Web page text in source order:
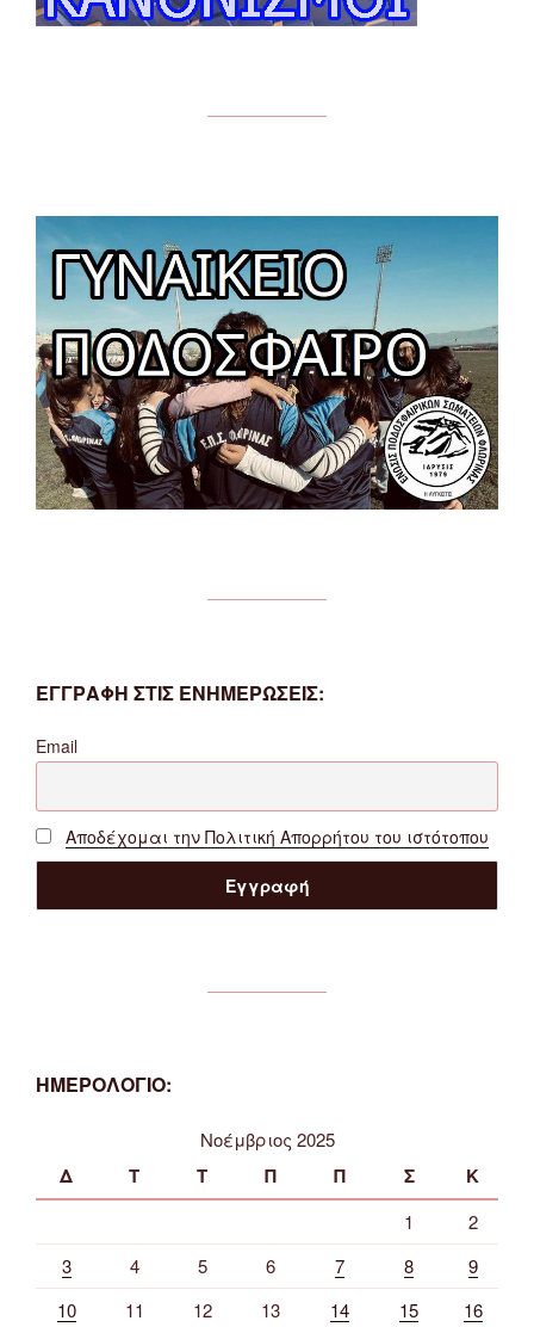
ΕΓΓΡΑΦΗ ΣΤΙΣ ΕΝΗΜΕΡΩΣΕΙΣ:
Email
Αποδέχομαι την Πολιτική Απορρήτου του ιστότοπου
ΗΜΕΡΟΛΟΓΙΟ:
Νοέμβριος 2025
Δ Τ Τ Π Π Σ Κ
1
2
3
4 5 6 7 8
9
10
11 12 13 14 15 16